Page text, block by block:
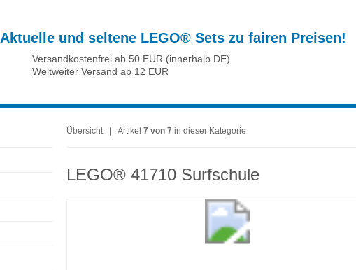
Aktuelle und seltene LEGO® Sets zu fairen Preisen!
Versandkostenfrei ab 50 EUR (innerhalb DE)
Weltweiter Versand ab 12 EUR
Übersicht| Artikel 7 von 7 in dieser Kategorie
LEGO® 41710 Surfschule